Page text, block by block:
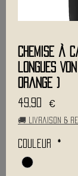
Chemise à
longues VON
Orange )
49,90 €
🚚 Livraison &
Couleur *